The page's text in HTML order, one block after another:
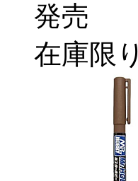
発売
在庫限り